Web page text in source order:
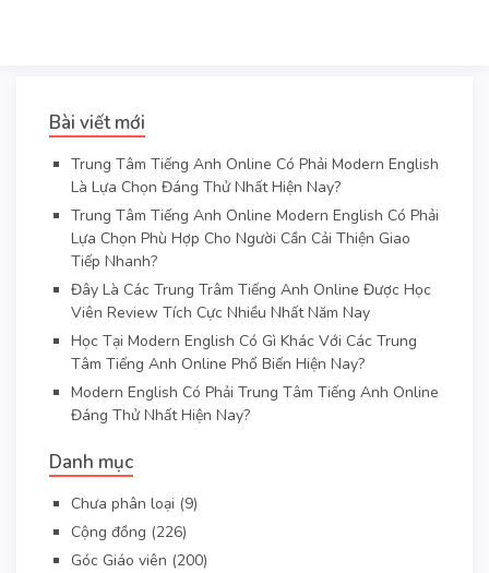
Bài viết mới
Trung Tâm Tiếng Anh Online Có Phải Modern English
Là Lựa Chọn Đáng Thử Nhất Hiện Nay?
Trung Tâm Tiếng Anh Online Modern English Có Phải
Lựa Chọn Phù Hợp Cho Người Cần Cải Thiện Giao
Tiếp Nhanh?
Đây Là Các Trung Trâm Tiếng Anh Online Được Học
Viên Review Tích Cực Nhiều Nhất Năm Nay
Học Tại Modern English Có Gì Khác Với Các Trung
Tâm Tiếng Anh Online Phổ Biến Hiện Nay?
Modern English Có Phải Trung Tâm Tiếng Anh Online
Đáng Thử Nhất Hiện Nay?
Danh mục
Chưa phân loại (9)
Cộng đồng (226)
Góc Giáo viên (200)